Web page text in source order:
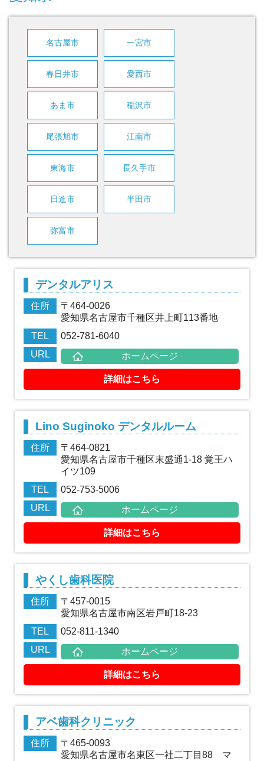
名古屋市 一宮市
春日井市 愛西市
あま市 稲沢市
尾張旭市 江南市
東海市 長久手市
日進市 半田市
弥富市
デンタルアリス
住所
〒464-0026
愛知県名古屋市千種区井上町113番地
TEL
052-781-6040
URL
ホームページ
詳細はこちら
Lino Suginoko デンタルルーム
住所
〒464-0821
愛知県名古屋市千種区末盛通1-18 覚王ハ
イツ109
TEL
052-753-5006
URL
ホームページ
詳細はこちら
やくし歯科医院
住所
〒457-0015
愛知県名古屋市南区岩戸町18-23
TEL
052-811-1340
URL
ホームページ
詳細はこちら
アベ歯科クリニック
住所
〒465-0093
愛知県名古屋市名東区一社二丁目88 マ